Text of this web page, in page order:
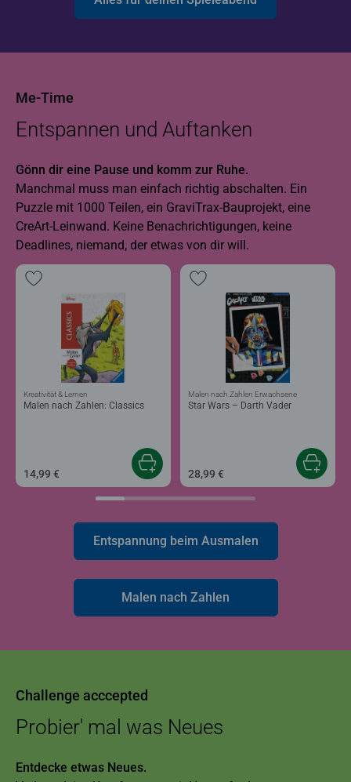
Me-Time
Entspannen und Auftanken
Gönn dir eine Pause und komm zur Ruhe.
Manchmal muss man einfach richtig abschalten. Ein
Puzzle mit 1000 Teilen, ein GraviTrax-Bauprojekt, eine
CreArt-Leinwand. Keine Benachrichtigungen, keine
Deadlines, niemand, der etwas von dir will.
Malen nach Zahlen: Classics
Kreativität & Lernen
14,99 €
Star Wars – Darth Vader
Malen nach Zahlen Erwachsene
28,99 €
Entspannung beim Ausmalen
Malen nach Zahlen
Challenge acccepted
Probier' mal was Neues
Entdecke etwas Neues.